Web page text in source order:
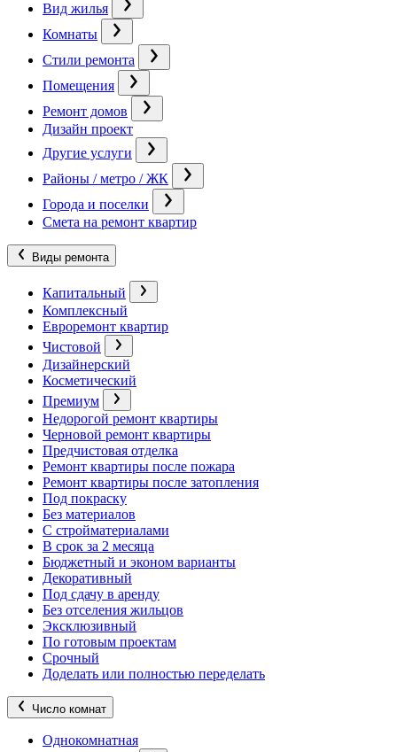
Вид жилья
Комнаты
Стили ремонта
Помещения
Ремонт домов
Дизайн проект
Другие услуги
Районы / метро / ЖК
Города и поселки
Смета на ремонт квартир
Виды ремонта
Капитальный
Комплексный
Евроремонт квартир
Чистовой
Дизайнерский
Косметический
Премиум
Недорогой ремонт квартиры
Черновой ремонт квартиры
Предчистовая отделка
Ремонт квартиры после пожара
Ремонт квартиры после затопления
Под покраску
Без материалов
С стройматериалами
В срок за 2 месяца
Бюджетный и эконом варианты
Декоративный
Под сдачу в аренду
Без отселения жильцов
Эксклюзивный
По готовым проектам
Срочный
Доделать или полностью переделать
Число комнат
Однокомнатная